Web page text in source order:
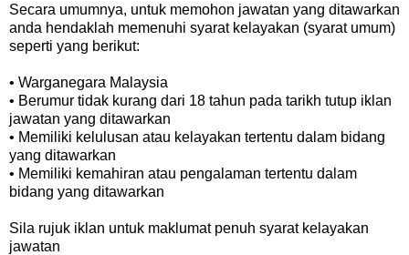
Secara umumnya, untuk memohon jawatan yang ditawarkan
anda hendaklah memenuhi syarat kelayakan (syarat umum)
seperti yang berikut:
• Warganegara Malaysia
• Berumur tidak kurang dari 18 tahun pada tarikh tutup iklan
jawatan yang ditawarkan
• Memiliki kelulusan atau kelayakan tertentu dalam bidang
yang ditawarkan
• Memiliki kemahiran atau pengalaman tertentu dalam
bidang yang ditawarkan
Sila rujuk iklan untuk maklumat penuh syarat kelayakan
jawatan